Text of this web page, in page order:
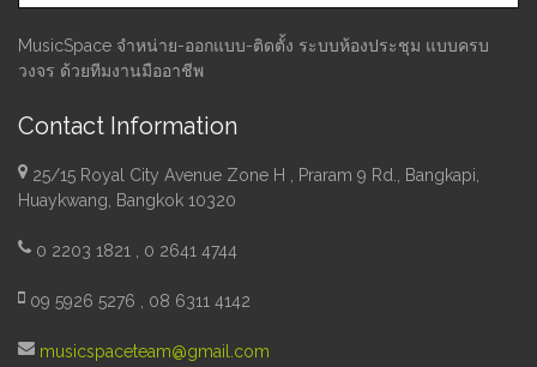
MusicSpace จำหน่าย-ออกแบบ-ติดตั้ง ระบบห้องประชุม แบบครบ
วงจร ด้วยทีมงานมืออาชีพ
Contact Information
25/15 Royal City Avenue Zone H , Praram 9 Rd., Bangkapi,
Huaykwang, Bangkok 10320
0 2203 1821 , 0 2641 4744
09 5926 5276 , 08 6311 4142
musicspaceteam@gmail.com